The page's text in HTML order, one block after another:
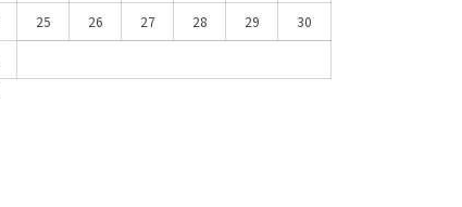
25 26 27 28 29 30